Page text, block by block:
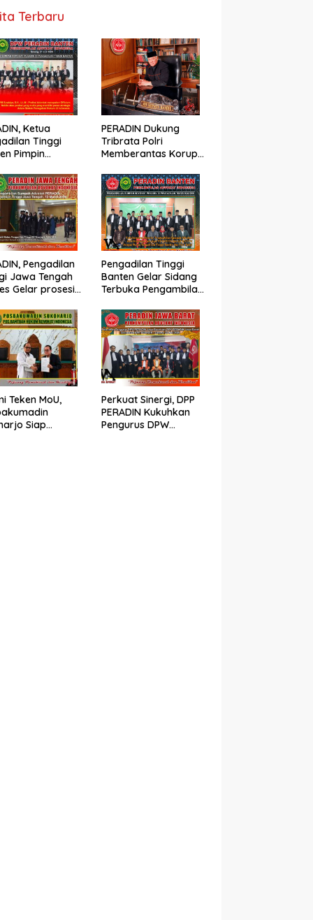
Terbaru
Ketua
Tinggi
Pimpin
Advokat
PERADIN Dukung
Tribrata Polri
Memberantas Korupsi:
Berdasarkan Prinsip
Fiat Justitia Ruat
Caelum
Pengadilan
Jawa Tengah
Gelar prosesi
Advokat
Pengadilan Tinggi
Banten Gelar Sidang
Terbuka Pengambilan
Advokat PERADIN
Teken MoU,
Siap
Perkuat Sinergi, DPP
PERADIN Kukuhkan
Pengurus DPW